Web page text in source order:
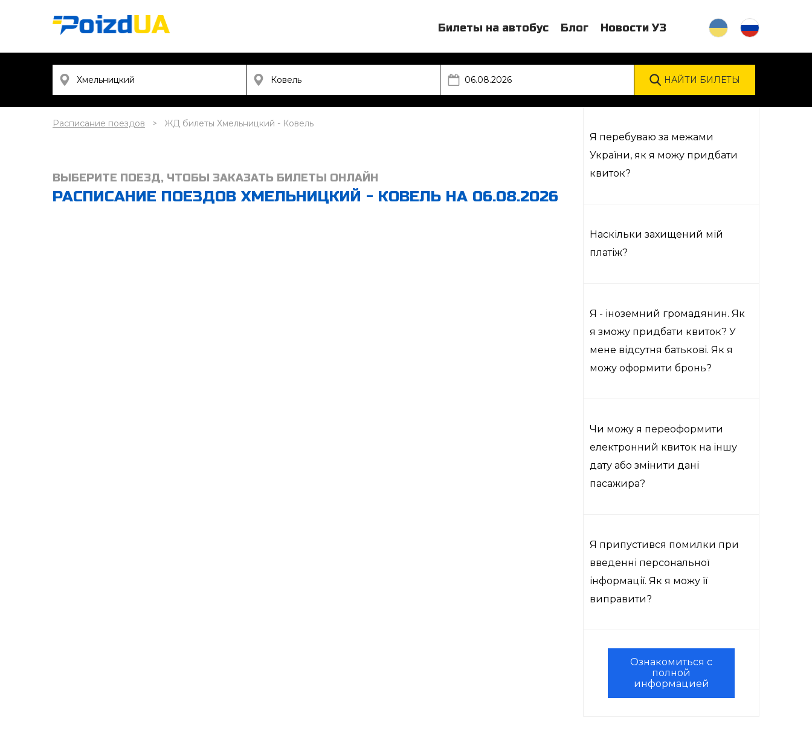
Билеты на автобус Блог Новости УЗ
Расписание поездов ЖД билеты Хмельницкий - Ковель
ВЫБЕРИТЕ ПОЕЗД, ЧТОБЫ ЗАКАЗАТЬ БИЛЕТЫ ОНЛАЙН
РАСПИСАНИЕ ПОЕЗДОВ ХМЕЛЬНИЦКИЙ - КОВЕЛЬ НА 06.08.2026
Я перебуваю за межами
України, як я можу придбати
квиток?
Наскільки захищений мій
платіж?
Я - іноземний громадянин. Як
я зможу придбати квиток? У
мене відсутня батькові. Як я
можу оформити бронь?
Чи можу я переоформити
електронний квиток на іншу
дату або змінити дані
пасажира?
Я припустився помилки при
введенні персональної
інформації. Як я можу її
виправити?
Ознакомиться с
полной
информацией